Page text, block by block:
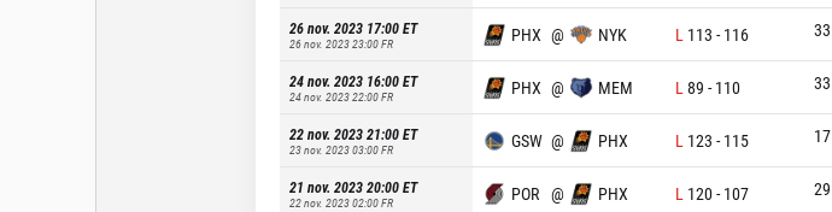
26 nov. 2023 17:00ET
26 nov. 2023 23:00FR PHX @ NYK L 113 - 116 33
24 nov. 2023 16:00ET
24 nov. 2023 22:00FR PHX @ MEM L 89 - 110 33
22 nov. 2023 21:00ET
23 nov. 2023 03:00FR GSW @ PHX L 123 - 115 17
21 nov. 2023 20:00ET
22 nov. 2023 02:00FR POR @ PHX L 120- 107 29